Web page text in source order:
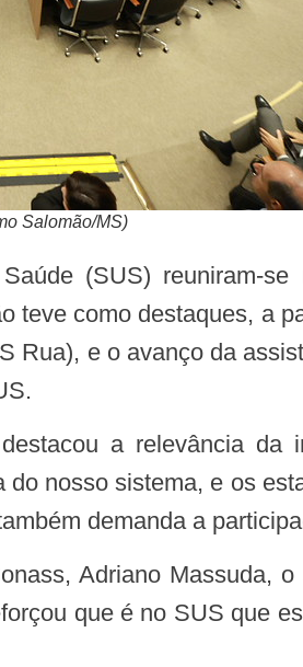
Salomão/MS)
teve como destaques, a
Rua), e o avanço da
nosso sistema, e os
demanda a
que é no SUS que